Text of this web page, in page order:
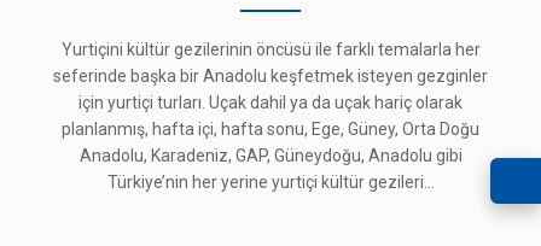
Yurtiçini kültür gezilerinin öncüsü ile farklı temalarla her
seferinde başka bir Anadolu keşfetmek isteyen gezginler
için yurtiçi turları. Uçak dahil ya da uçak hariç olarak
planlanmış, hafta içi, hafta sonu, Ege, Güney, Orta Doğu
Anadolu, Karadeniz, GAP, Güneydoğu, Anadolu gibi
Türkiye’nin her yerine yurtiçi kültür gezileri...